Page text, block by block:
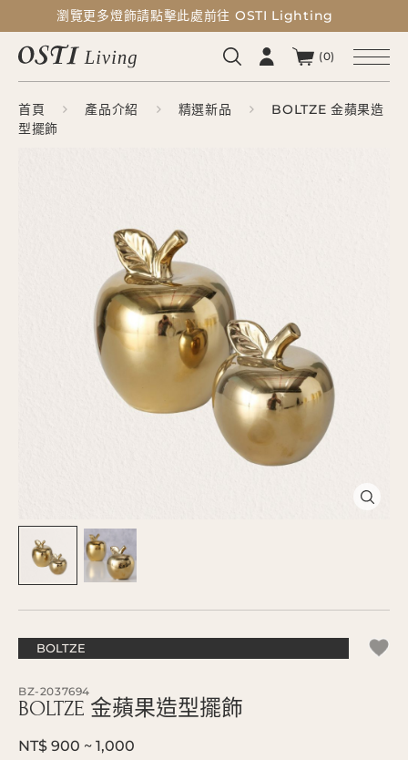
瀏覽更多燈飾請點擊此處前往 OSTI Lighting
瀏覽更多燈飾請點擊此處前往 OSTI Lighting
(0)
首頁 產品介紹 精選新品
BOLTZE 金蘋果造
型擺飾
BOLTZE
BZ-2037694
BOLTZE 金蘋果造型擺飾
NT$ 900 ~ 1,000